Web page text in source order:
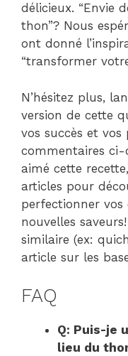
délicieux. “Envie
thon”? Nous
ont donné
“transformer
N’hésitez plus,
version de cette
vos succès et vos
commentaires ci-
aimé cette
articles pour
perfectionner vos
nouvelles
similaire (ex:
article sur les
FAQ
Q: Puis-je
lieu du